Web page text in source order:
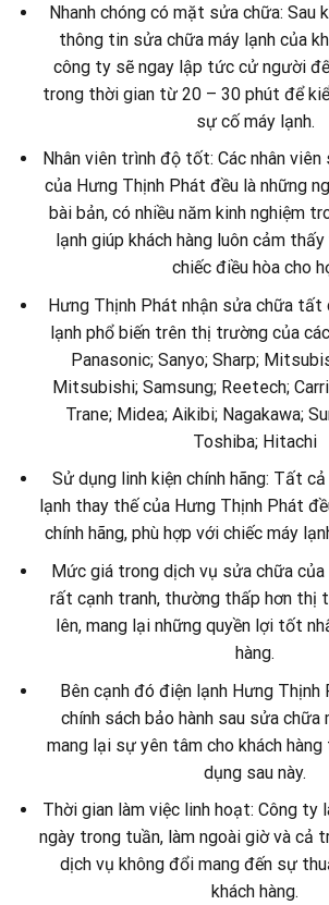
Nhanh chóng có mặt sửa chữa: Sau
thông tin sửa chữa máy lạnh của
công ty sẽ ngay lập tức cử người
trong thời gian từ 20 – 30 phút để
sự cố máy lạnh.
Nhân viên trình độ tốt: Các nhân
của Hưng Thịnh Phát đều là những
bài bản, có nhiều năm kinh nghiệm
lạnh giúp khách hàng luôn cảm
chiếc điều hòa cho
Hưng Thịnh Phát nhận sửa chữa tất
lạnh phổ biến trên thị trường của
Panasonic; Sanyo; Sharp;
Mitsubishi; Samsung; Reetech;
Trane; Midea; Aikibi; Nagakawa;
Toshiba; Hitachi
Sử dụng linh kiện chính hãng: Tất
lạnh thay thế của Hưng Thịnh Phát
chính hãng, phù hợp với chiếc máy
Mức giá trong dịch vụ sửa chữa
rất cạnh tranh, thường thấp hơn thị
lên, mang lại những quyền lợi tốt
hàng.
Bên cạnh đó điện lạnh Hưng
chính sách bảo hành sau sửa chữa
mang lại sự yên tâm cho khách
dụng sau này.
Thời gian làm việc linh hoạt: Công ty
ngày trong tuần, làm ngoài giờ và cả
dịch vụ không đổi mang đến sự
khách hàng.